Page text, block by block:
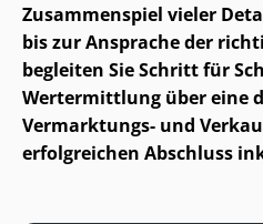
Zusammenspiel vieler
bis zur Ansprache der
begleiten Sie Schritt für
Wertermittlung über eine
Vermarktungs- und
erfolgreichen Abschluss